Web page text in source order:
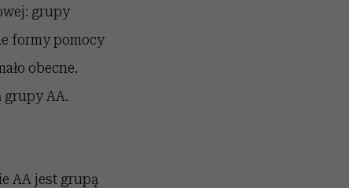
grupy
formy pomocy
obecne.
AA.
AA jest grupą